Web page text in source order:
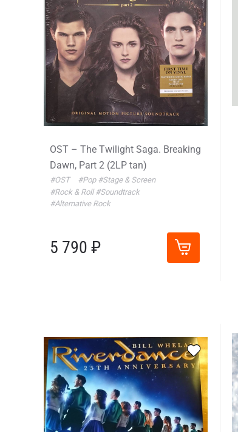
OST – The Twilight Saga. Breaking
Dawn, Part 2 (2LP tan)
#OST #Pop #Stage & Screen
#Rock & Roll #Soundtrack
#Alternative Rock
5 790 ₽